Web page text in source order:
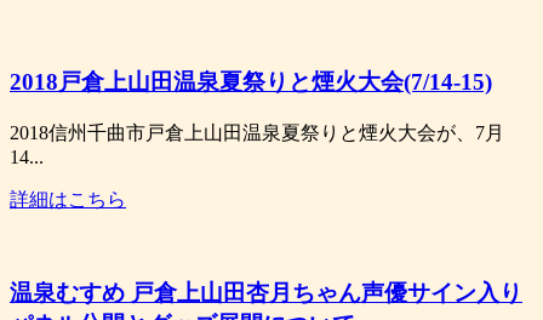
2018戸倉上山田温泉夏祭りと煙火大会(7/14-15)
2018信州千曲市戸倉上山田温泉夏祭りと煙火大会が、7月
14...
詳細はこちら
温泉むすめ 戸倉上山田杏月ちゃん声優サイン入り